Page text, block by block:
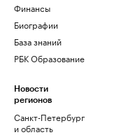
Финансы
Биографии
База знаний
РБК Образование
Новости
регионов
Санкт-Петербург
и область